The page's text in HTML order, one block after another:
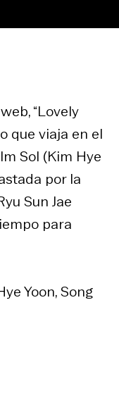
“Lovely
que viaja en el
Sol (Kim Hye
por la
Sun Jae
para
Yoon, Song